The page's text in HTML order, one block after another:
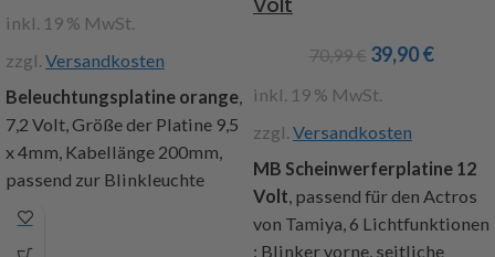
unter 14 Jahren geeignet.
unter 14 Jahren geeignet.
inkl. 19 % MwSt.
zzgl. Versandkosten
Beleuchtungsplatine orange,
7,2 Volt, Größe der Platine 9,5
x 4mm, Kabellänge 200mm,
passend zur Blinkleuchte
orange Art.Nr. 216984, Inhalt:
70,99€ 39,90€
inkl. 19 % MwSt.
zzgl. Versandkosten
MB Scheinwerferplatine 12
Volt, passend für den Actros
von Tamiya, 6 Lichtfunktionen
: Blinker vorne, seitliche